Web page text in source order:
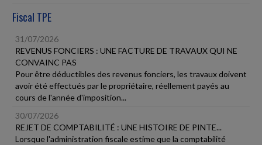
Fiscal TPE
31/07/2026
REVENUS FONCIERS : UNE FACTURE DE TRAVAUX QUI NE
CONVAINC PAS
Pour être déductibles des revenus fonciers, les travaux doivent
avoir été effectués par le propriétaire, réellement payés au
cours de l'année d'imposition...
30/07/2026
REJET DE COMPTABILITÉ : UNE HISTOIRE DE PINTE...
Lorsque l'administration fiscale estime que la comptabilité